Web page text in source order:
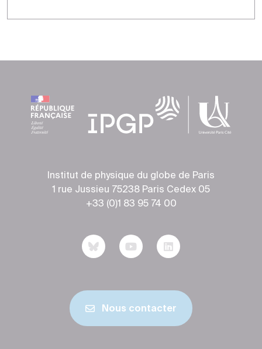
Institut de physique du globe de Paris
1 rue Jussieu 75238 Paris Cedex 05
+33 (0)1 83 95 74 00
Nous contacter